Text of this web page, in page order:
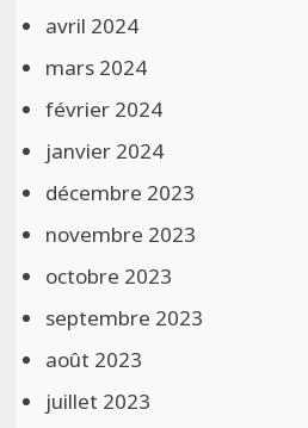
avril 2024
mars 2024
février 2024
janvier 2024
décembre 2023
novembre 2023
octobre 2023
septembre 2023
août 2023
juillet 2023